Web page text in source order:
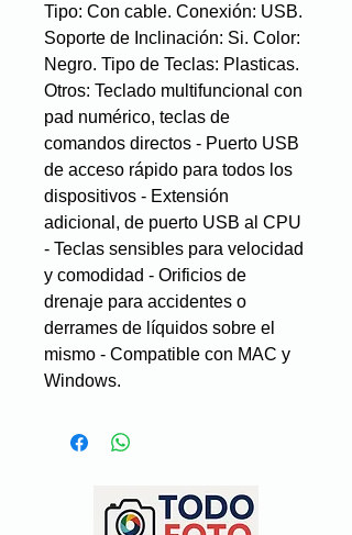
Tipo: Con cable. Conexión: USB.
Soporte de Inclinación: Si. Color:
Negro. Tipo de Teclas: Plasticas.
Otros: Teclado multifuncional con
pad numérico, teclas de
comandos directos - Puerto USB
de acceso rápido para todos los
dispositivos - Extensión
adicional, de puerto USB al CPU
- Teclas sensibles para velocidad
y comodidad - Orificios de
drenaje para accidentes o
derrames de líquidos sobre el
mismo - Compatible con MAC y
Windows.